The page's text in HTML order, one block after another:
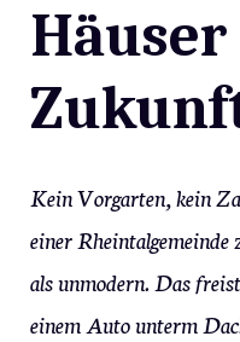
Kein Vorgarten, kein
einer Rheintalgemeinde
als unmodern. Das
einem Auto unterm